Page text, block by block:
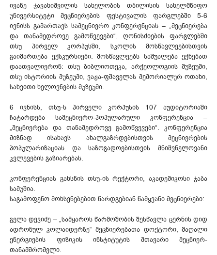
ივანე ჯავახიშვილის სახელობის თბილისის სახელმწიფო
უნივერსიტეტი მეცნიერების ფესტივალის ფარგლებში 5-6
ივნისს გამართავს სამეცნიერო კონფერენციას – „მეცნიერება
და თანამედროვე გამოწვევები“. ღონისძიების ფარგლებში
თსუ პირველ კორპუსში, სკოლის მოსწავლეებისთვის
გაიმართება ექსკურსიები. მოსწავლეებს საშუალება ექნებათ
დაათვალიერონ: თსუ ბიბლიოთეკა, არქეოლოგიის მუზეუმი,
თსუ ისტორიის მუზეუმი, ვაჟა-ფშაველას მემორიალურ ოთახი,
სახვითი ხელოვნების მუზეუმი.
6 ივნისს, თსუ-ს პირველი კორპუსის 107 აუდიტორიაში
ჩატარდება სამეცნიერო-პოპულარული კონფერენცია –
„მეცნიერება და თანამედროვე გამოწვევები“. კონფერენცია
მიზნად ისახავს ახალგაზრდებისთვის მეცნიერების
პოპულარიზაციას და საზოგადოებისთვის მნიშვნელოვანი
კვლევების გაზიარებას.
კონფერენციას გახსნის თსუ-ის რექტორი, აკადემიკოსი ჯაბა
სამუშია.
საგამოფენო მოხსენებებით წარდგებიან წამყვანი მეცნიერები:
გელა დევიძე – „სამყაროს წარმოშობის შესწავლა ცერნის დიდ
ადრონულ კოლაიდერზე“ მეცნიერებათა დოქტორი, მაღალი
ენერგიების ფიზიკის ინსტიტუტის მთავარი მეცნიერ-
თანამშრომელი.